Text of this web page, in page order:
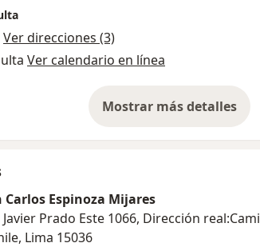
Ver direcciones (3)
Ver calendario en línea
Mostrar más detalles
sobre la
Carlos Espinoza Mijares
Prado Este 1066, Dirección
Lima 15036